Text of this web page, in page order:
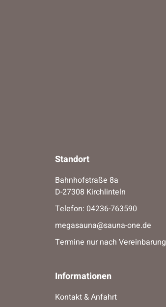
Standort
Bahnhofstraße 8a
D-27308 Kirchlinteln
Telefon: 04236-763590
megasauna@sauna-one.de
Termine nur nach Vereinbarung
Informationen
Kontakt & Anfahrt